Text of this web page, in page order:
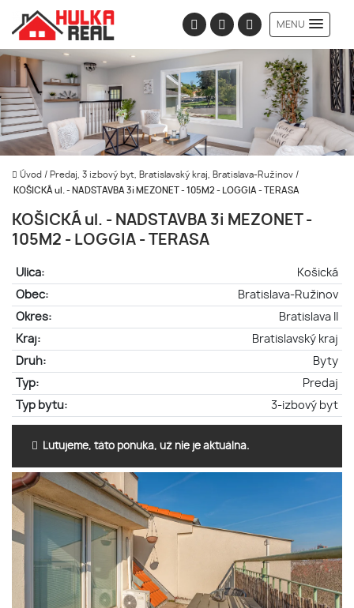
MENU
Úvod / Predaj, 3 izbový byt, Bratislavský kraj, Bratislava-Ružinov /
KOŠICKÁ ul. - NADSTAVBA 3i MEZONET - 105M2 - LOGGIA - TERASA
KOŠICKÁ ul. - NADSTAVBA 3i MEZONET -
105M2 - LOGGIA - TERASA
Ulica:
Košická
Obec:
Bratislava-Ružinov
Okres:
Bratislava II
Kraj:
Bratislavský kraj
Druh:
Byty
Typ:
Predaj
Typ bytu:
3-izbový byt
Ľutujeme, táto ponuka, už nie je aktuálna.